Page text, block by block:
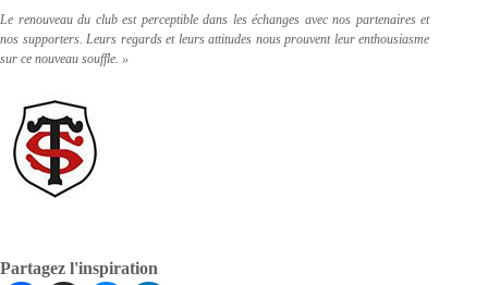
Le renouveau du club est perceptible dans les échanges avec nos partenaires et
nos supporters. Leurs regards et leurs attitudes nous prouvent leur enthousiasme
sur ce nouveau souffle. »
Partagez l'inspiration